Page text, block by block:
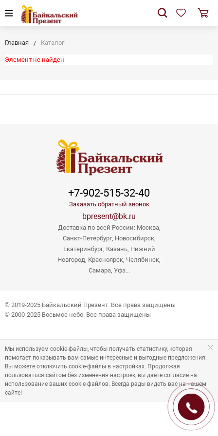
Главная Каталог
Элемент не найден
+7-902-515-32-40
Заказать обратный звонок
bpresent@bk.ru
Доставка по всей России: Москва,
Санкт-Петербург, Новосибирск,
Екатеринбург, Казань, Нижний
Новгород, Красноярск, Челябинск,
Самара, Уфа...
© 2019-2025 Байкальский Презент. Все права защищены
© 2000-2025 Восьмое небо. Все права защищены
Мы используем cookie-файлы, чтобы получать статистику, которая
помогает показывать вам самые интересные и выгодные предложения.
Вы можете отключить cookie-файлы в настройках. Продолжая
пользоваться сайтом без изменения настроек, вы даете согласие на
использование ваших cookie-файлов. Всегда рады видеть вас на нашем
сайте!